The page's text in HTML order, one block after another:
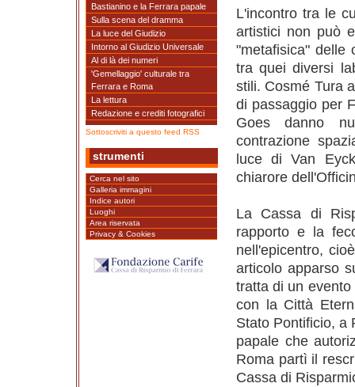
Bastianino e la Ferrara papale
Sulla scena del dramma
La luce del Giudizio
Intorno al Giudizio Universale
Al di là dei numeri
'Gemellaggio' culturale tra
Ferrara e Roma
La lettura
Redazione e crediti fotografici
Sottoscriviti a questo feed RSS
strumenti
Cerca nel sito
Galleria immagini
Indice autori
Luoghi
Area riservata
Privacy & Cookies
L'incontro tra le
artistici non può
"metafisica" delle
tra quei diversi
stili. Cosmé Tura
di passaggio per
Goes danno
contrazione
luce di Van
chiarore
La Cassa di
rapporto e la
nell'epicentro,
articolo apparso
tratta di un
con la Città
Stato Pontificio, a
papale che
Roma partì il
Cassa di